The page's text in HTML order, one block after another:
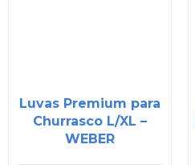
Luvas Premium para
Churrasco L/XL –
WEBER